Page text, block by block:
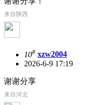
来自陕西
10# xzw2004
2026-6-9 17:19
谢谢分享
来自河北